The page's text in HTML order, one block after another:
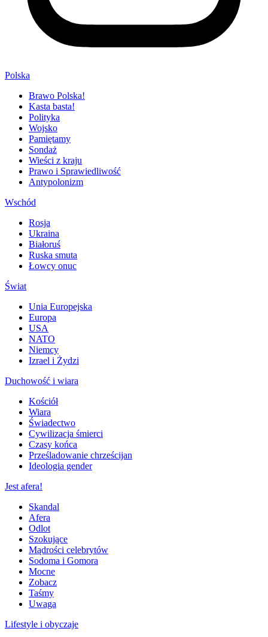
Polska
Brawo Polska!
Kasta basta!
Polityka
Wojsko
Pamiętamy
Sondaż
Wieści z kraju
Prawo i Sprawiedliwość
Antypolonizm
Wschód
Rosja
Ukraina
Białoruś
Ruska smuta
Łowcy onuc
Świat
Unia Europejska
Europa
USA
NATO
Niemcy
Izrael i Żydzi
Duchowość i wiara
Kościół
Wiara
Świadectwo
Cywilizacja śmierci
Czasy końca
Prześladowanie chrześcijan
Ideologia gender
Jest afera!
Skandal
Afera
Odlot
Szokujące
Mądrości celebrytów
Sodoma i Gomora
Mocne
Zobacz
Taśmy
Uwaga
Lifestyle i obyczaje